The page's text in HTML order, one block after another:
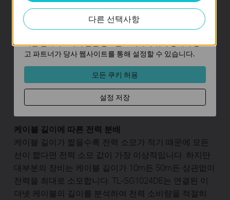
전력 소비를 조정하여 네트워크의 탄소 발자국을 제한합
니다.
휴면 포트 전원 차단
컴퓨터 또는 네트워크 장비를 종료해도, 연결된 스위치
의 해당 포트는 상당량의 전력을 계속 소모합니다. TL-
SG1024DE는 각 포트의 링크 상태를 자동으로 감지하여
휴면 상태인 포트의 전력 소비를 줄입니다.
케이블 길이에 따른 전력 분배
케이블 길이가 짧을수록 전력 소모가 적기 때문에 모든
선이 짧다면 전력 소모 값이 가장 이상적입니다. 하지만
대부분의 장비는 케이블 길이가 10m든 50m든 상관없이
전력을 최대로 소모합니다. TL-SG1024DE는 연결된 이
더넷 케이블의 길이를 분석하여 전력 소비량을 적절히
다른 선택사항
웹사이트에서의 사용자 활동을 분석하는 데 사용하는 쿠키
입니다.
마케팅 쿠키는 귀하의 관심사에 대한 프로필을 생성하고
다른 웹사이트에서 관련 광고를 표시하기 위해 당사의 광
고 파트너가 당사 웹사이트를 통해 설정할 수 있습니다.
모든 쿠키 허용
설정 저장